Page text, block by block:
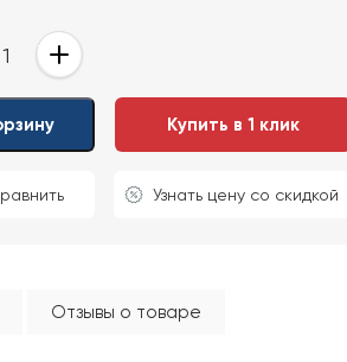
+
Купить в 1 клик
Узнать цену со скидкой
Отзывы о товаре